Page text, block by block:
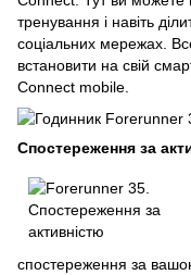
тренування і навіть
соціальних мережах.
встановити на свій
Connect mobile.
Спостереження за
спостереження за